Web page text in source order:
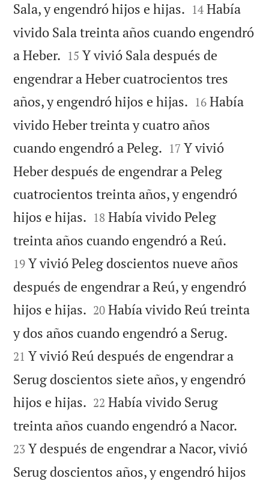
Sala, y engendró hijos e hijas. 

14 Había
vivido Sala treinta años cuando engendró
a Heber. 

15 Y vivió Sala después de
engendrar a Heber cuatrocientos tres
años, y engendró hijos e hijas. 

16 Había
vivido Heber treinta y cuatro años
cuando engendró a Peleg. 

17 Y vivió
Heber después de engendrar a Peleg
cuatrocientos treinta años, y engendró
hijos e hijas. 

18 Había vivido Peleg
treinta años cuando engendró a Reú.
19 Y vivió Peleg doscientos nueve años
después de engendrar a Reú, y engendró
hijos e hijas. 

20 Había vivido Reú treinta
y dos años cuando engendró a Serug.
21 Y vivió Reú después de engendrar a
Serug doscientos siete años, y engendró
hijos e hijas. 

22 Había vivido Serug
treinta años cuando engendró a Nacor.
23 Y después de engendrar a Nacor, vivió
Serug doscientos años, y engendró hijos